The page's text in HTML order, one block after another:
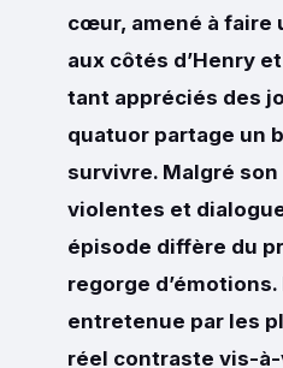
cœur, amené à faire
aux côtés d’Henry
tant appréciés des
quatuor partage un
survivre. Malgré
violentes et
épisode diffère du
regorge
entretenue par les
réel contraste vis-